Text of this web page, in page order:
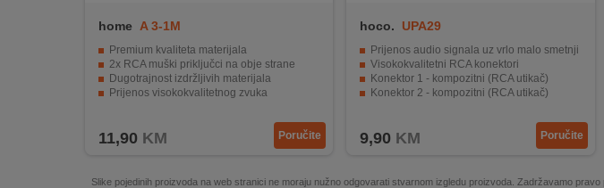
home A 3-1M
Premium kvaliteta materijala
2x RCA muški priključci na obje strane
Dugotrajnost izdržljivih materijala
Prijenos visokokvalitetnog zvuka
11,90 KM Poručite
hoco. UPA29
Prijenos audio signala uz vrlo malo smetnji
Visokokvalitetni RCA konektori
Konektor 1 - kompozitni (RCA utikač)
Konektor 2 - kompozitni (RCA utikač)
9,90 KM Poručite
Slike pojedinih proizvoda na web stranici ne moraju nužno odgovarati stvarnom izgledu proizvoda. Zadržavamo pravo